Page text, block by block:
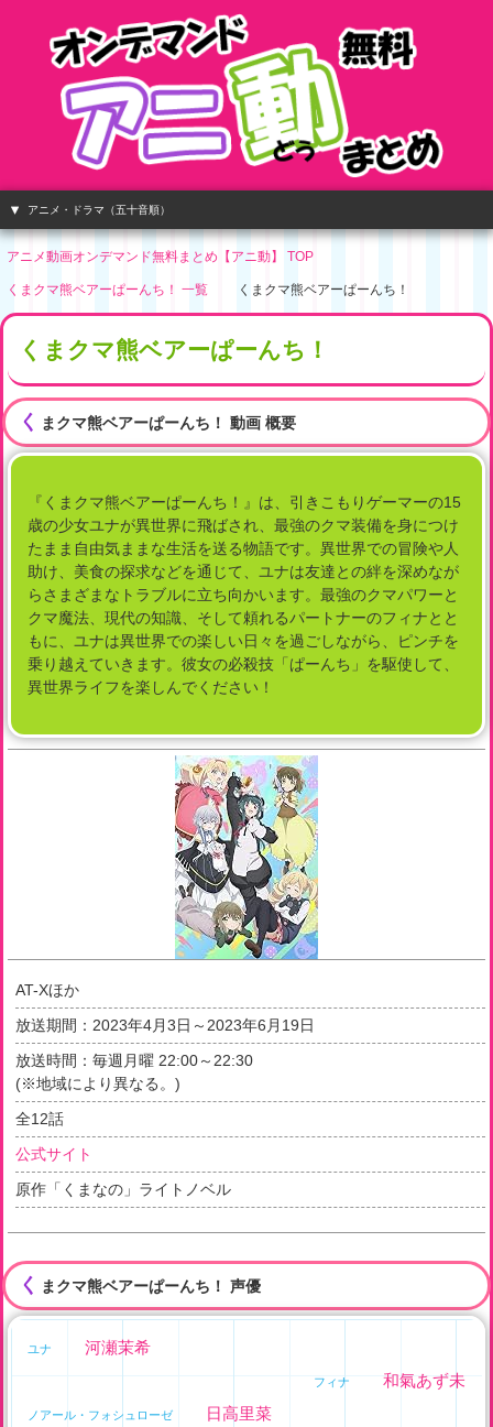
アニメ・ドラマ（五十音順）
アニメ動画オンデマンド無料まとめ【アニ動】 TOP
くまクマ熊ベアーぱーんち！ 一覧 くまクマ熊ベアーぱーんち！
くまクマ熊ベアーぱーんち！
く まクマ熊ベアーぱーんち！ 動画 概要
『くまクマ熊ベアーぱーんち！』は、引きこもりゲーマーの15
歳の少女ユナが異世界に飛ばされ、最強のクマ装備を身につけ
たまま自由気ままな生活を送る物語です。異世界での冒険や人
助け、美食の探求などを通じて、ユナは友達との絆を深めなが
らさまざまなトラブルに立ち向かいます。最強のクマパワーと
クマ魔法、現代の知識、そして頼れるパートナーのフィナとと
もに、ユナは異世界での楽しい日々を過ごしながら、ピンチを
乗り越えていきます。彼女の必殺技「ぱーんち」を駆使して、
異世界ライフを楽しんでください！
AT-Xほか
放送期間： 2023年4月3日～2023年6月19日
放送時間：毎週月曜 22:00～22:30
(※地域により異なる。)
全12話
公式サイト
原作「くまなの」ライトノベル
く まクマ熊ベアーぱーんち！ 声優
ユナ 河瀬茉希
フィナ 和氣あず未
ノアール・フォシュローゼ 日高里菜